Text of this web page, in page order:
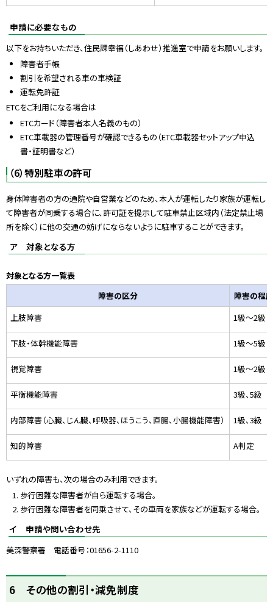
申請に必要なもの
以下をお持ちいただき、住民課幸福（しあわせ）推進室で申請をお願いします。
障害者手帳
割引を希望される車の車検証
運転免許証
ETCをご利用になる場合は
ETCカード（障害者本人名義のもの）
ETC車載器の管理番号が確認できるもの（ETC車載器セットアップ申込
書・証明書など）
（6）特別駐車の許可
身体障害者の方の通院や自営業などのため、本人が運転したり家族が運転し
て障害者が同乗する場合に、許可証を提示して駐車禁止区域内（法定禁止場
所を除く）に他の交通の妨げにならないように駐車することができます。
ア 対象となる方
対象となる方一覧表
障害の区分
障害の程度
上肢障害
1級〜2級
下肢・体幹機能障害 1級〜5級
視覚障害 1級〜2級
平衡機能障害 3級、5級
内部障害（心臓、じん臓、呼吸器、ほうこう、直腸、小腸機能障害） 1級、3級
知的障害 A判定
いずれの障害も、次の場合のみ利用できます。
歩行困難な障害者が自ら運転する場合。
歩行困難な障害者を同乗させて、その車両を家族などが運転する場合。
イ 申請や問い合わせ先
美深警察署 電話番号：01656-2-1110
ッ6 その他の割引・減免制度